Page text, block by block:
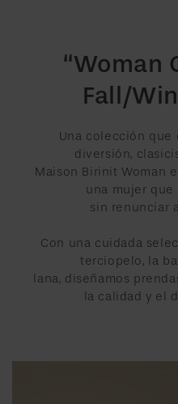
“Woman
Fall/
Una colección que
diversión,
Maison Birinit Woman
una mujer que
sin renunciar
Con una cuidada
terciopelo, la
lana, diseñamos
la calidad y el